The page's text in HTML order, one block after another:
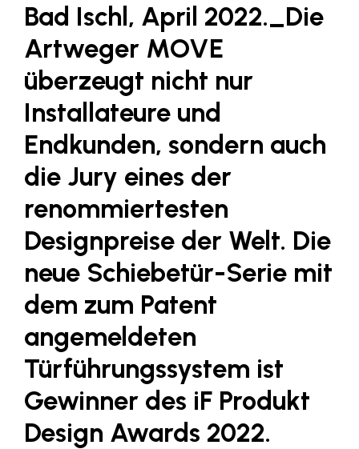
Designer Outlets Parndorf und Salzburg
DOMOFERM
FG UBIT Salzburg
foodaffairs
Fressnapf
FRoSTA
FV Energierohstoff & Kraftstoff
Gardena
Gas Connect Austria
GBV - Verband gemeinnütziger
Bauvereinigungen
Getzner Werkstoffe
Heimat Österreich
ikp
Bad Ischl, April 2022._Die
Artweger MOVE
überzeugt nicht nur
Installateure und
Endkunden, sondern auch
die Jury eines der
renommiertesten
Designpreise der Welt. Die
neue Schiebetür-Serie mit
dem zum Patent
angemeldeten
Türführungssystem ist
Gewinner des iF Produkt
Design Awards 2022.